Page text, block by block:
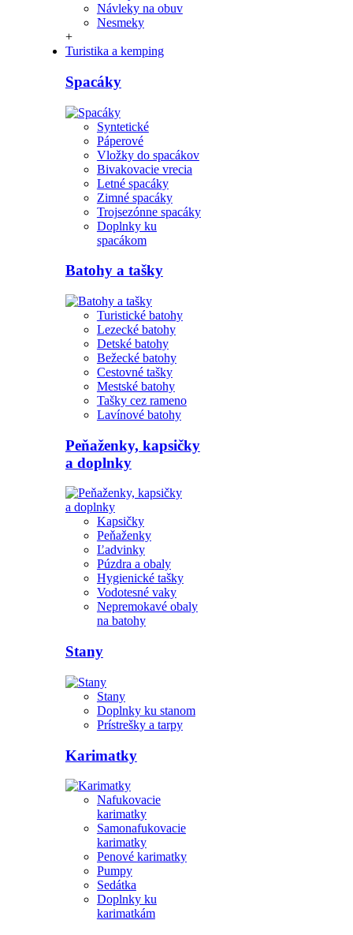
Návleky na obuv
Nesmeky
+
Turistika a kemping
Spacáky
Syntetické
Páperové
Vložky do spacákov
Bivakovacie vrecia
Letné spacáky
Zimné spacáky
Trojsezónne spacáky
Doplnky ku
spacákom
Batohy a tašky
Turistické batohy
Lezecké batohy
Detské batohy
Bežecké batohy
Cestovné tašky
Mestské batohy
Tašky cez rameno
Lavínové batohy
Peňaženky, kapsičky
a doplnky
Kapsičky
Peňaženky
Ľadvinky
Púzdra a obaly
Hygienické tašky
Vodotesné vaky
Nepremokavé obaly
na batohy
Stany
Stany
Doplnky ku stanom
Prístrešky a tarpy
Karimatky
Nafukovacie
karimatky
Samonafukovacie
karimatky
Penové karimatky
Pumpy
Sedátka
Doplnky ku
karimatkám